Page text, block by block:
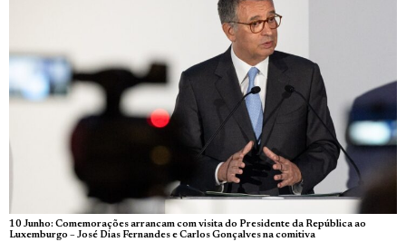
10 Junho: Comemorações arrancam com visita do Presidente da República ao
Luxemburgo – José Dias Fernandes e Carlos Gonçalves na comitiva